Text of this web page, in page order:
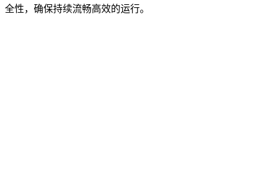
全性，确保持续流畅高效的运行。